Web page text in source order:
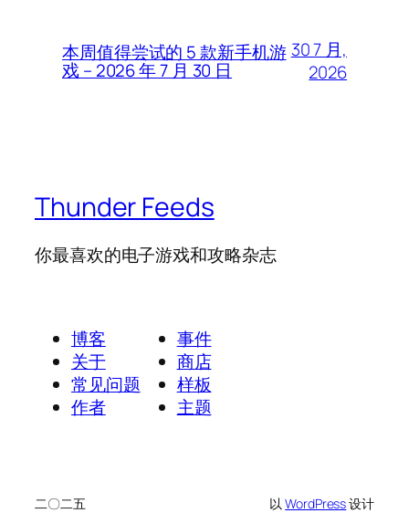
本周值得尝试的 5 款新手机游
戏 – 2026 年 7 月 30 日
30 7 月,
2026
Thunder Feeds
你最喜欢的电子游戏和攻略杂志
博客
关于
常见问题
作者
事件
商店
样板
主题
二〇二五 以WordPress设计